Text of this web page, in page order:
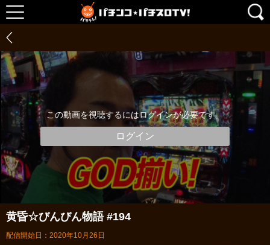
この動画を視聴するにはログインが必要です。
ログイン
黄昏☆びんびん物語 #194
配信開始日：2020年10月26日